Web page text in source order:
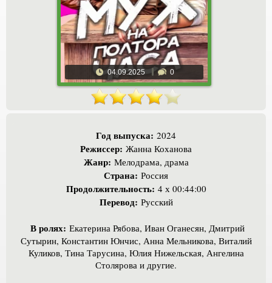
04.09.2025 0
Год выпуска: 2024
Режиссер: Жанна Коханова
Жанр: Мелодрама, драма
Страна: Россия
Продолжительность: 4 х 00:44:00
Перевод: Русский
В ролях: Екатерина Рябова, Иван Оганесян, Дмитрий
Сутырин, Константин Юнчис, Анна Мельникова, Виталий
Куликов, Тина Тарусина, Юлия Нижельская, Ангелина
Столярова и другие.